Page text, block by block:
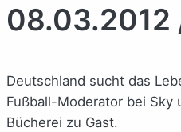
08.03.2012
Deutschland sucht das
Fußball-Moderator bei Sky
Bücherei zu Gast.